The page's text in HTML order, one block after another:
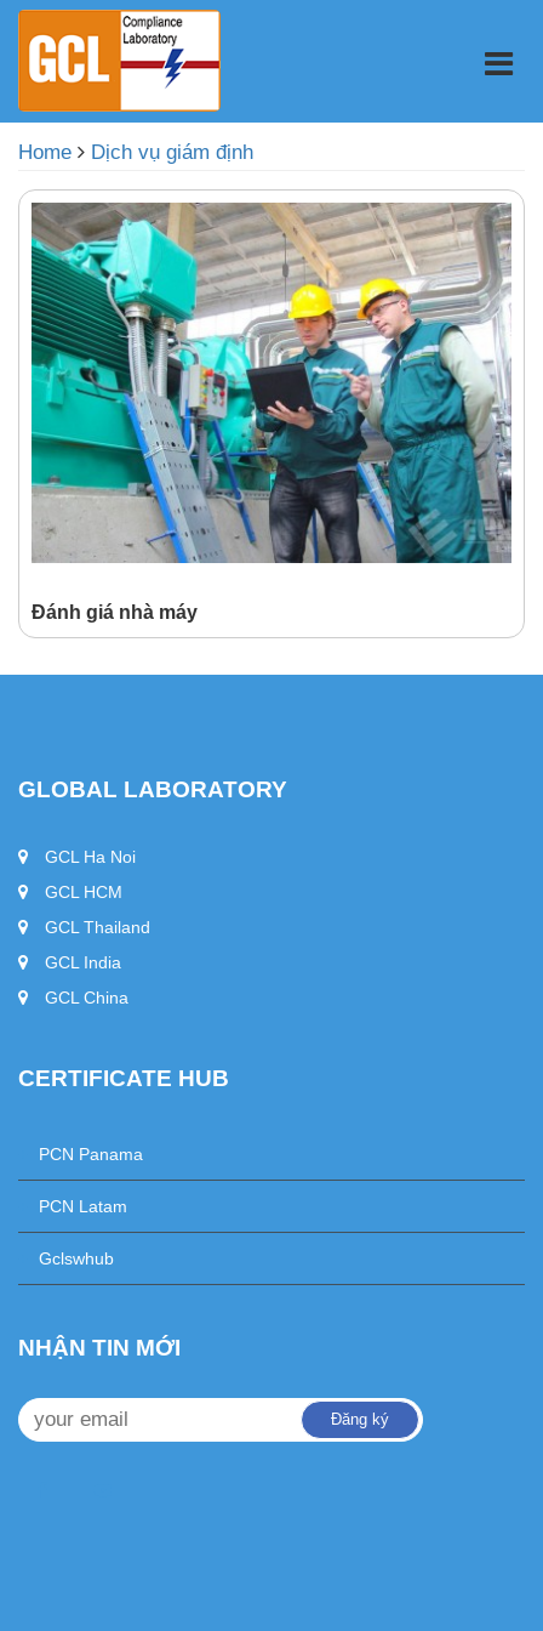
Home Dịch vụ giám định
Đánh giá nhà máy
GLOBAL LABORATORY
GCL Ha Noi
GCL HCM
GCL Thailand
GCL India
GCL China
CERTIFICATE HUB
PCN Panama
PCN Latam
Gclswhub
NHẬN TIN MỚI
Đăng ký